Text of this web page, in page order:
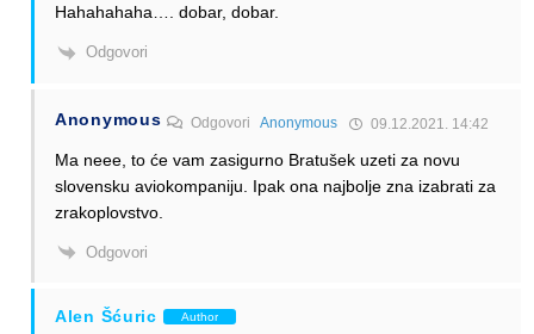
Hahahahaha…. dobar, dobar.
Odgovori
Anonymous OdgovoriAnonymous 09.12.2021. 14:42
Ma neee, to će vam zasigurno Bratušek uzeti za novu
slovensku aviokompaniju. Ipak ona najbolje zna izabrati za
zrakoplovstvo.
Odgovori
Alen Šćuric Author